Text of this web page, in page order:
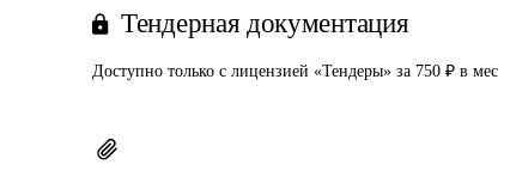
Тендерная документация
Доступно только с лицензией «Тендеры» за 750 ₽ в мес